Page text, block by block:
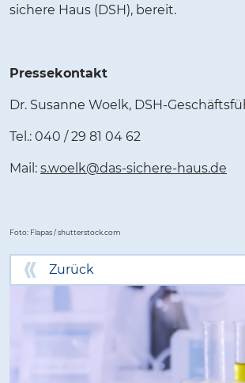
sichere Haus (DSH), bereit.
Pressekontakt
Dr. Susanne Woelk, DSH-
Tel.: 040 / 29 81 04 62
Mail: s.woelk@das-sichere-haus.de
Foto: Flapas / shutterstock.com
Zurück